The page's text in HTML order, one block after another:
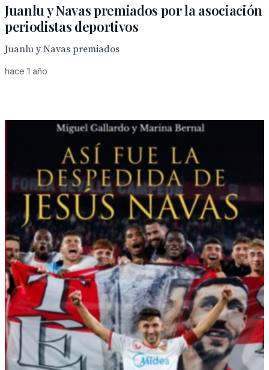
Juanlu y Navas premiados por la asociación
periodistas deportivos
Juanlu y Navas premiados
hace 1 año